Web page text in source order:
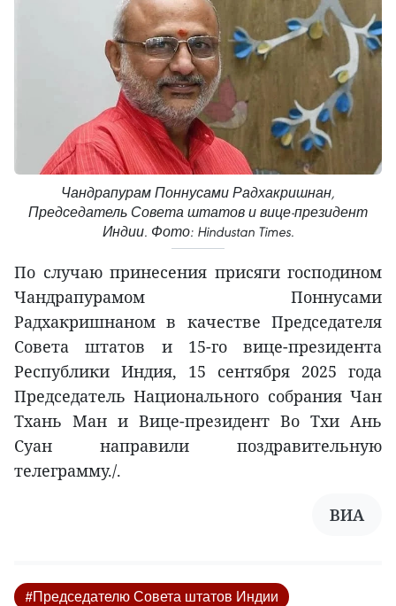
Чандрапурам Поннусами Радхакришнан,
Председатель Совета штатов и вице-президент
Индии. Фото: Hindustan Times.
По случаю принесения присяги господином
Чандрапурамом Поннусами
Радхакришнаном в качестве Председателя
Совета штатов и 15-го вице-президента
Республики Индия, 15 сентября 2025 года
Председатель Национального собрания Чан
Тхань Ман и Вице-президент Во Тхи Ань
Суан направили поздравительную
телеграмму./.
ВИА
#Председателю Совета штатов Индии